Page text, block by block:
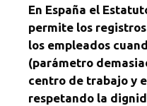
En España el
permite los
los empleados
(parámetro
centro de trabajo y
respetando la